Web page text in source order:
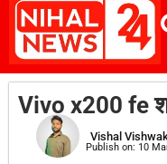
Vivo x200 fe
Vishal
Publish on: 10